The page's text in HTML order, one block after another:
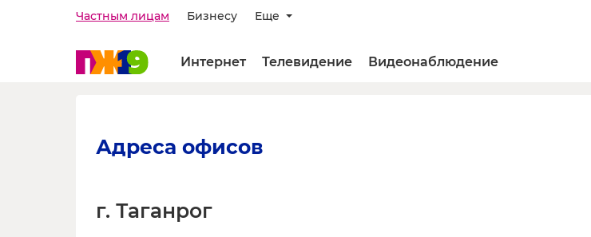
Частным лицам Бизнесу Еще
Интернет Телевидение Видеонаблюдение
Адреса офисов
г. Таганрог